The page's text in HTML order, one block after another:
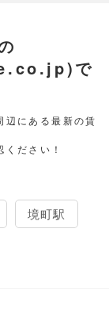
で
辺にある最新の賃
ださい！
境町駅